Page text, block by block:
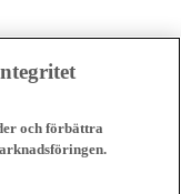
och förbättra